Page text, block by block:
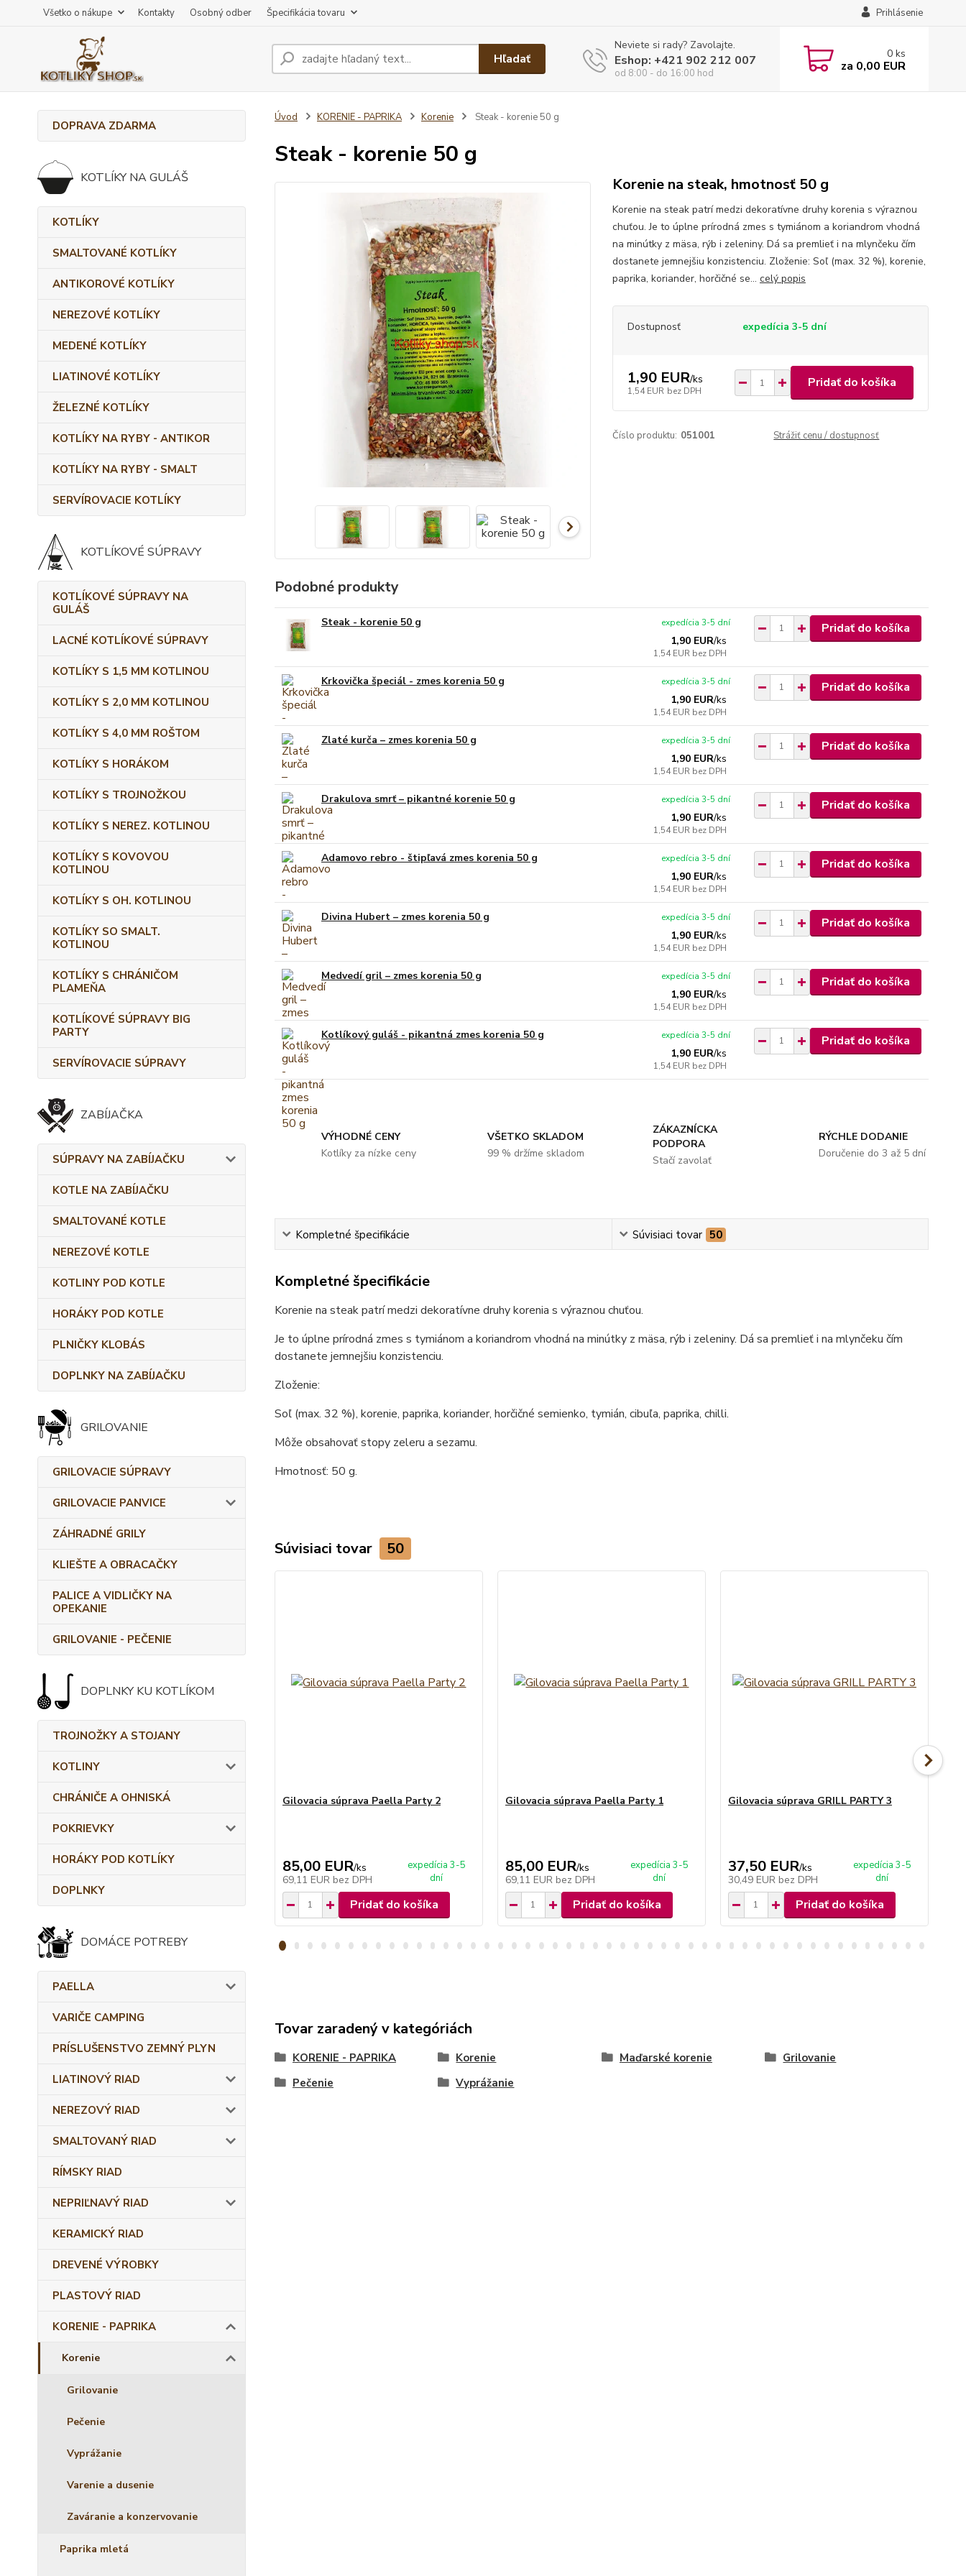
Všetko o nákupe Kontakty Osobný odber Špecifikácia tovaru Prihlásenie
Hľadať
Neviete si rady? Zavolajte.
Eshop: +421 902 212 007
od 8:00 - do 16:00 hod
0 ks
za 0,00 EUR
DOPRAVA ZDARMA
KOTLÍKY NA GULÁŠ
KOTLÍKY
SMALTOVANÉ KOTLÍKY
ANTIKOROVÉ KOTLÍKY
NEREZOVÉ KOTLÍKY
MEDENÉ KOTLÍKY
LIATINOVÉ KOTLÍKY
ŽELEZNÉ KOTLÍKY
KOTLÍKY NA RYBY - ANTIKOR
KOTLÍKY NA RYBY - SMALT
SERVÍROVACIE KOTLÍKY
KOTLÍKOVÉ SÚPRAVY
KOTLÍKOVÉ SÚPRAVY NA
GULÁŠ
LACNÉ KOTLÍKOVÉ SÚPRAVY
KOTLÍKY S 1,5 MM KOTLINOU
KOTLÍKY S 2,0 MM KOTLINOU
KOTLÍKY S 4,0 MM ROŠTOM
KOTLÍKY S HORÁKOM
KOTLÍKY S TROJNOŽKOU
KOTLÍKY S NEREZ. KOTLINOU
KOTLÍKY S KOVOVOU
KOTLINOU
KOTLÍKY S OH. KOTLINOU
KOTLÍKY SO SMALT.
KOTLINOU
KOTLÍKY S CHRÁNIČOM
PLAMEŇA
KOTLÍKOVÉ SÚPRAVY BIG
PARTY
SERVÍROVACIE SÚPRAVY
ZABÍJAČKA
SÚPRAVY NA ZABÍJAČKU
KOTLE NA ZABÍJAČKU
SMALTOVANÉ KOTLE
NEREZOVÉ KOTLE
KOTLINY POD KOTLE
HORÁKY POD KOTLE
PLNIČKY KLOBÁS
DOPLNKY NA ZABÍJAČKU
GRILOVANIE
GRILOVACIE SÚPRAVY
GRILOVACIE PANVICE
ZÁHRADNÉ GRILY
KLIEŠTE A OBRACAČKY
PALICE A VIDLIČKY NA
OPEKANIE
GRILOVANIE - PEČENIE
DOPLNKY KU KOTLÍKOM
TROJNOŽKY A STOJANY
KOTLINY
CHRÁNIČE A OHNISKÁ
POKRIEVKY
HORÁKY POD KOTLÍKY
DOPLNKY
DOMÁCE POTREBY
PAELLA
VARIČE CAMPING
PRÍSLUŠENSTVO ZEMNÝ PLYN
LIATINOVÝ RIAD
NEREZOVÝ RIAD
SMALTOVANÝ RIAD
RÍMSKY RIAD
NEPRIĽNAVÝ RIAD
KERAMICKÝ RIAD
DREVENÉ VÝROBKY
PLASTOVÝ RIAD
KORENIE - PAPRIKA
Korenie
Grilovanie
Pečenie
Vyprážanie
Varenie a dusenie
Zaváranie a konzervovanie
Paprika mletá
Úvod KORENIE - PAPRIKA Korenie Steak - korenie 50 g
Steak - korenie 50 g
Korenie na steak, hmotnosť 50 g
Korenie na steak patrí medzi dekoratívne druhy korenia s výraznou
chuťou. Je to úplne prírodná zmes s tymiánom a koriandrom vhodná
na minútky z mäsa, rýb i zeleniny. Dá sa premlieť i na mlynčeku čím
dostanete jemnejšiu konzistenciu. Zloženie: Soľ (max. 32 %), korenie,
paprika, koriander, horčičné se... celý popis
Dostupnosť expedícia 3-5 dní
1,90 EUR/ks
1,54 EUR bez DPH
Pridať do košíka
Číslo produktu: 051001 Strážiť cenu / dostupnosť
Podobné produkty
Steak - korenie 50 g
1,90 EUR/ks
1,54 EUR bez DPH
expedícia 3-5 dní Pridať do košíka
Krkovička špeciál - zmes korenia 50 g
1,90 EUR/ks
1,54 EUR bez DPH
expedícia 3-5 dní Pridať do košíka
Zlaté kurča – zmes korenia 50 g
1,90 EUR/ks
1,54 EUR bez DPH
expedícia 3-5 dní Pridať do košíka
Drakulova smrť – pikantné korenie 50 g
1,90 EUR/ks
1,54 EUR bez DPH
expedícia 3-5 dní Pridať do košíka
Adamovo rebro - štipľavá zmes korenia 50 g
1,90 EUR/ks
1,54 EUR bez DPH
expedícia 3-5 dní Pridať do košíka
Divina Hubert – zmes korenia 50 g
1,90 EUR/ks
1,54 EUR bez DPH
expedícia 3-5 dní Pridať do košíka
Medvedí gril – zmes korenia 50 g
1,90 EUR/ks
1,54 EUR bez DPH
expedícia 3-5 dní Pridať do košíka
Kotlíkový guláš - pikantná zmes korenia 50 g
1,90 EUR/ks
1,54 EUR bez DPH
expedícia 3-5 dní Pridať do košíka
VÝHODNÉ CENY
Kotlíky za nízke ceny
VŠETKO SKLADOM
99 % držíme skladom
ZÁKAZNÍCKA
PODPORA
Stačí zavolať
RÝCHLE DODANIE
Doručenie do 3 až 5 dní
Kompletné špecifikácie Súvisiaci tovar 50
Kompletné špecifikácie
Korenie na steak patrí medzi dekoratívne druhy korenia s výraznou chuťou.
Je to úplne prírodná zmes s tymiánom a koriandrom vhodná na minútky z mäsa, rýb i zeleniny. Dá sa premlieť i na mlynčeku čím
dostanete jemnejšiu konzistenciu.
Zloženie:
Soľ (max. 32 %), korenie, paprika, koriander, horčičné semienko, tymián, cibuľa, paprika, chilli.
Môže obsahovať stopy zeleru a sezamu.
Hmotnosť: 50 g.
Súvisiaci tovar 50
Gilovacia súprava Paella Party 2
85,00 EUR/ks
69,11 EUR bez DPH
expedícia 3-5
dní
Pridať do košíka
Gilovacia súprava Paella Party 1
85,00 EUR/ks
69,11 EUR bez DPH
expedícia 3-5
dní
Pridať do košíka
Gilovacia súprava GRILL PARTY 3
37,50 EUR/ks
30,49 EUR bez DPH
expedícia 3-5
dní
Pridať do košíka
Tovar zaradený v kategóriách
KORENIE - PAPRIKA Korenie Maďarské korenie
Grilovanie
Pečenie
Vyprážanie